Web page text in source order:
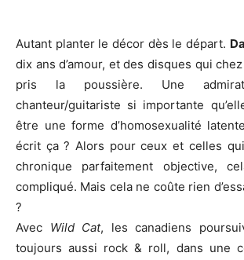
Autant planter le décor dès le départ.
dix ans d’amour, et des disques qui
pris la poussière. Une
chanteur/guitariste si importante
être une forme d’homosexualité
écrit ça ? Alors pour ceux et celles
chronique parfaitement objective,
compliqué. Mais cela ne coûte rien
?
Avec Wild Cat, les canadiens
toujours aussi rock & roll, dans une